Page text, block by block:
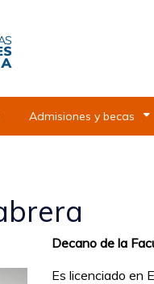
Admisiones y becas
Decano de la
Es licenciado en